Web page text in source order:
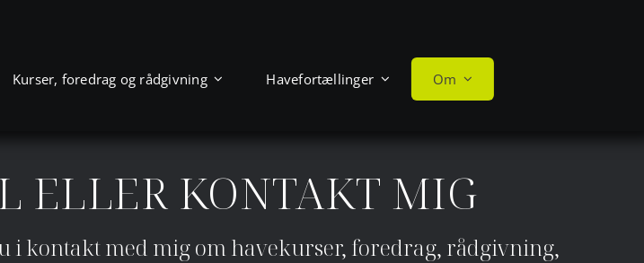
Kurser, foredrag og rådgivning Havefortællinger Om
ELLER KONTAKT MIG
i kontakt med mig om havekurser, foredrag, rådgivning,